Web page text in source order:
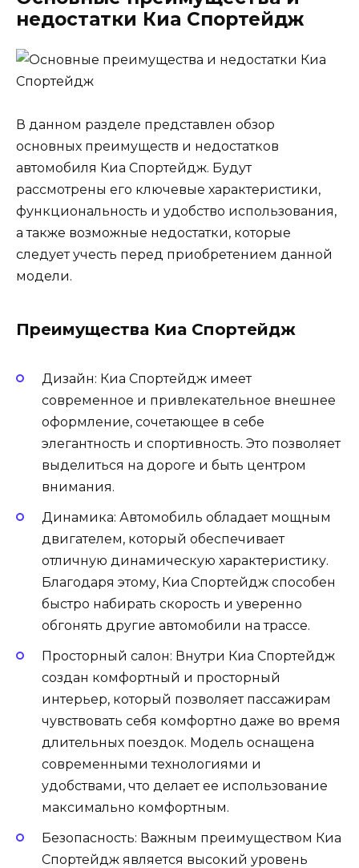
недостатки Киа Спортейдж
В данном разделе представлен обзор
основных преимуществ и недостатков
автомобиля Киа Спортейдж. Будут
рассмотрены его ключевые характеристики,
функциональность и удобство использования,
а также возможные недостатки, которые
следует учесть перед приобретением данной
модели.
Преимущества Киа Спортейдж
Дизайн: Киа Спортейдж имеет
современное и привлекательное внешнее
оформление, сочетающее в себе
элегантность и спортивность. Это позволяет
выделиться на дороге и быть центром
внимания.
Динамика: Автомобиль обладает мощным
двигателем, который обеспечивает
отличную динамическую характеристику.
Благодаря этому, Киа Спортейдж способен
быстро набирать скорость и уверенно
обгонять другие автомобили на трассе.
Просторный салон: Внутри Киа Спортейдж
создан комфортный и просторный
интерьер, который позволяет пассажирам
чувствовать себя комфортно даже во время
длительных поездок. Модель оснащена
современными технологиями и
удобствами, что делает ее использование
максимально комфортным.
Безопасность: Важным преимуществом Киа
Спортейдж является высокий уровень